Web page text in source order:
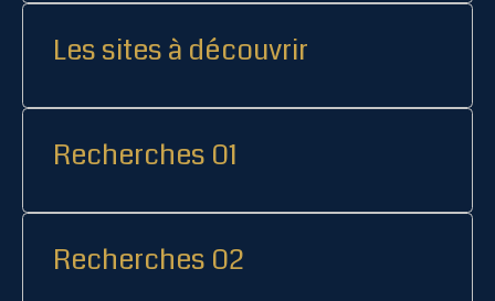
Les sites à découvrir
Recherches 01
Recherches 02